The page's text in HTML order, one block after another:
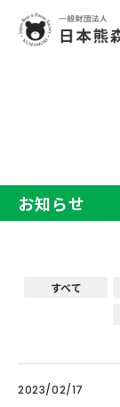
お知らせ
すべて
2023/02/17